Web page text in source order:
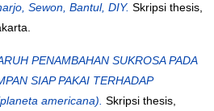
Sewon, Bantul, DIY. Skripsi thesis,
PENAMBAHAN SUKROSA PADA
SIAP PAKAI TERHADAP
americana). Skripsi thesis,